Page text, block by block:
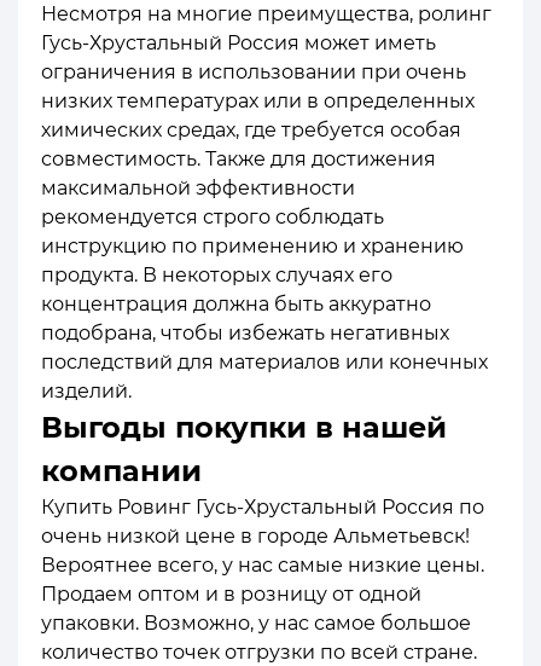
Несмотря на многие преимущества, ролинг
Гусь-Хрустальный Россия может иметь
ограничения в использовании при очень
низких температурах или в определенных
химических средах, где требуется особая
совместимость. Также для достижения
максимальной эффективности
рекомендуется строго соблюдать
инструкцию по применению и хранению
продукта. В некоторых случаях его
концентрация должна быть аккуратно
подобрана, чтобы избежать негативных
последствий для материалов или конечных
изделий.
Выгоды покупки в нашей
компании
Купить Ровинг Гусь-Хрустальный Россия по
очень низкой цене в городе Альметьевск!
Вероятнее всего, у нас самые низкие цены.
Продаем оптом и в розницу от одной
упаковки. Возможно, у нас самое большое
количество точек отгрузки по всей стране.